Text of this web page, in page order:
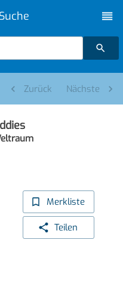
Zurück Nächste
Merkliste
Teilen